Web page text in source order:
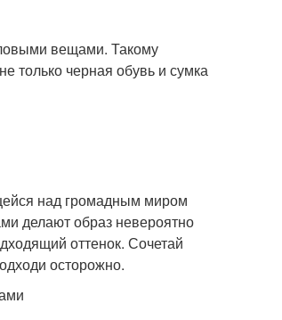
вещами. Такому
только черная обувь и сумка
над громадным миром
делают образ невероятно
оттенок. Сочетай
осторожно.